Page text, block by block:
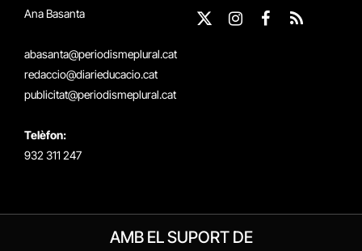
Ana Basanta
abasanta@periodismeplural.cat
redaccio@diarieducacio.cat
publicitat@periodismeplural.cat
Telèfon:
932 311 247
X
InstagramFacebook
RSS
AMB EL SUPORT DE